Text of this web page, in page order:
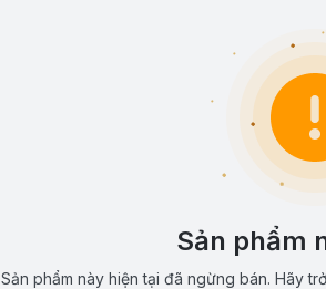
Sản phẩm
Sản phẩm này hiện tại đã ngừng bán. Hãy